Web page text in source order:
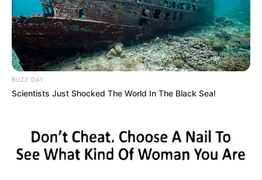
Allanamiento en Prado
permitió la captura de
"Ramón"
BUZZ DAY
Scientists Just Shocked The World In The Black Sea!